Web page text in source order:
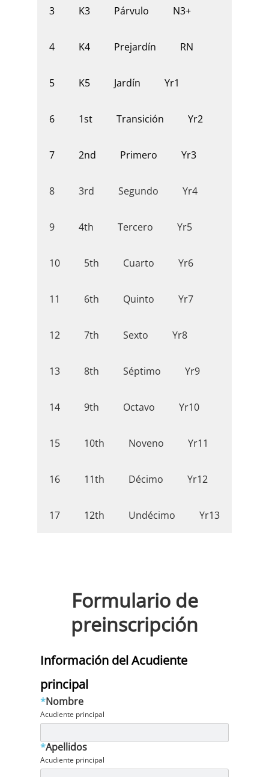
3 K3 Párvulo N3+
4 K4 Prejardín RN
5 K5 Jardín Yr1
6 1st Transición Yr2
7 2nd Primero Yr3
8 3rd Segundo Yr4
9 4th Tercero Yr5
10 5th Cuarto Yr6
11 6th Quinto Yr7
12 7th Sexto Yr8
13 8th Séptimo Yr9
14 9th Octavo Yr10
15 10th Noveno Yr11
16 11th Décimo Yr12
17 12th Undécimo Yr13
Formulario de
preinscripción
Información del Acudiente
principal
Nombre
*
Acudiente principal
Apellidos
*
Acudiente principal